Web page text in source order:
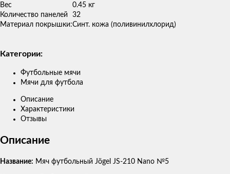
Вес
0.45 кг
Количество панелей
32
Материал покрышки:Синт. кожа (поливинилхлорид)
Категории:
Футбольные мячи
Мячи для футбола
Описание
Характеристики
Отзывы
Описание
Название: Мяч футбольный Jögel JS-210 Nano №5